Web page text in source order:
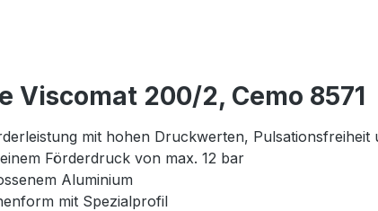
Viscomat 200/2, Cemo 8571
mit hohen Druckwerten, Pulsationsfreiheit
Förderdruck von max. 12 bar
Aluminium
mit Spezialprofil